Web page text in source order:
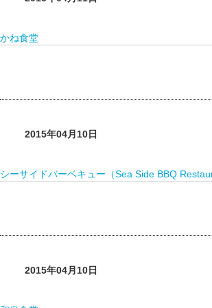
かね食堂
2015年04月10日
シーサイドバーベキュー（Sea Side BBQ
2015年04月10日